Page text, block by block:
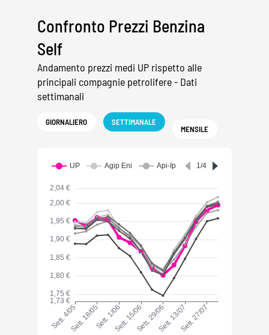
Confronto Prezzi Benzina
Self
Andamento prezzi medi UP rispetto alle
principali compagnie petrolifere - Dati
settimanali
GIORNALIERO SETTIMANALE
MENSILE